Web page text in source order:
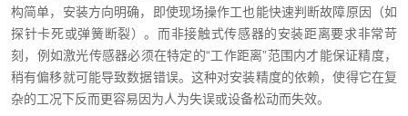
构简单，安装方向明确，即使现场操作工也能快速判断故障原因（如
探针卡死或弹簧断裂）。而非接触式传感器的安装距离要求非常苛
刻，例如激光传感器必须在特定的“工作距离”范围内才能保证精度，
稍有偏移就可能导致数据错误。这种对安装精度的依赖，使得它在复
杂的工况下反而更容易因为人为失误或设备松动而失效。